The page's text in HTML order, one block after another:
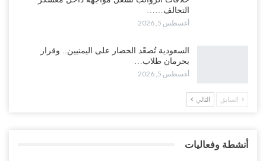
وتعزيزات عسكرية لحماية ترتيبات تصدير النفط..!
وسط معركة سعودية لإسقاط آخر معاقل الزبيدي.. القبائل تستنفر و”درع
الوطن” تبدأ الانتشار..!
خلافات الرواتب تشعل مواجهة داخل معسكر التحالف… والإصلاح يصعّد
التحالف……
أغسطس 5, 2026
السعودية تُصعّد الحصار على اليمنيين.. وقرار
بحرمان طلاب…
أغسطس 5, 2026
السابق التالي
أنشطة وفعاليات